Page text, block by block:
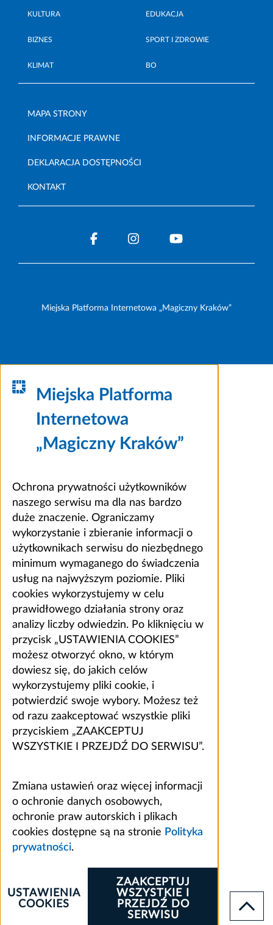
KULTURA EDUKACJA
BIZNES SPORT I ZDROWIE
KLIMAT BO
MAPA STRONY
INFORMACJE PRAWNE
DEKLARACJA DOSTĘPNOŚCI
KONTAKT
Miejska Platforma Internetowa „Magiczny Kraków”
Miejska Platforma
Internetowa
„Magiczny Kraków”
Ochrona prywatności użytkowników
naszego serwisu ma dla nas bardzo
duże znaczenie. Ograniczamy
wykorzystanie i zbieranie informacji o
użytkownikach serwisu do niezbędnego
minimum wymaganego do świadczenia
usług na najwyższym poziomie. Pliki
cookies wykorzystujemy w celu
prawidłowego działania strony oraz
analizy liczby odwiedzin. Po kliknięciu w
przycisk „USTAWIENIA COOKIES”
możesz otworzyć okno, w którym
dowiesz się, do jakich celów
wykorzystujemy pliki cookie, i
potwierdzić swoje wybory. Możesz też
od razu zaakceptować wszystkie pliki
przyciskiem „ZAAKCEPTUJ
WSZYSTKIE I PRZEJDŹ DO SERWISU”.
Zmiana ustawień oraz więcej informacji
o ochronie danych osobowych,
ochronie praw autorskich i plikach
cookies dostępne są na stronie Polityka
prywatności.
ZAAKCEPTUJ
WSZYSTKIE I
PRZEJDŹ DO
SERWISU
USTAWIENIA
COOKIES